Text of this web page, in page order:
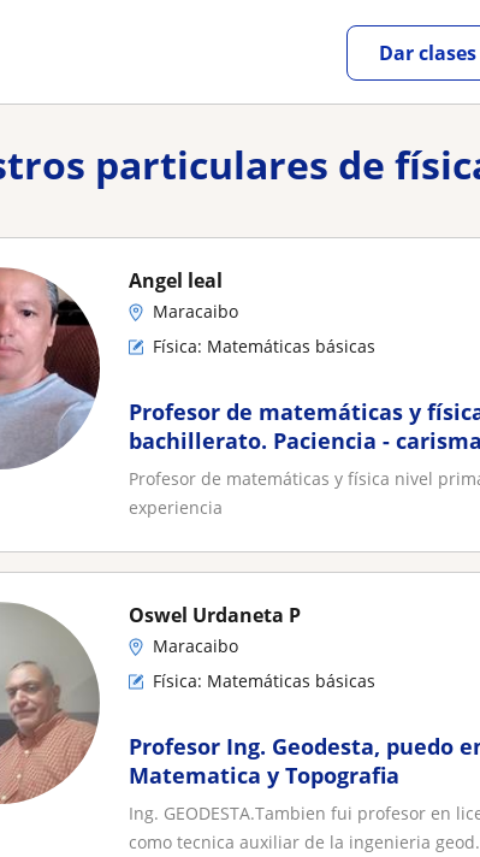
Dar
particulares de
Angel leal
Maracaibo
Física: Matemáticas básicas
Profesor de matemáticas y
bachillerato. Paciencia -
Profesor de matemáticas y física nivel
experiencia
Oswel Urdaneta P
Maracaibo
Física: Matemáticas básicas
Profesor Ing. Geodesta, puedo
Matematica y Topografia
Ing. GEODESTA.Tambien fui profesor en
como tecnica auxiliar de la ingenieria